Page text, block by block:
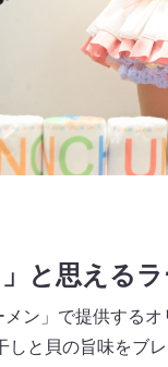
と思える
ン」で提供する
しと貝の旨味をブ